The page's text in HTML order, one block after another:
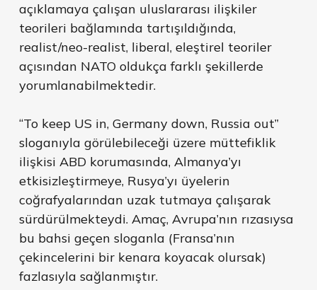
açıklamaya çalışan uluslararası ilişkiler
teorileri bağlamında tartışıldığında,
realist/neo-realist, liberal, eleştirel teoriler
açısından NATO oldukça farklı şekillerde
yorumlanabilmektedir.
“To keep US in, Germany down, Russia out”
sloganıyla görülebileceği üzere müttefiklik
ilişkisi ABD korumasında, Almanya’yı
etkisizleştirmeye, Rusya’yı üyelerin
coğrafyalarından uzak tutmaya çalışarak
sürdürülmekteydi. Amaç, Avrupa’nın rızasıysa
bu bahsi geçen sloganla (Fransa’nın
çekincelerini bir kenara koyacak olursak)
fazlasıyla sağlanmıştır.